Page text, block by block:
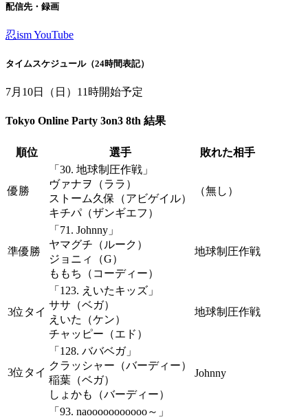
配信先・録画
忍ism YouTube
タイムスケジュール（24時間表記）
7月10日（日）11時開始予定
Tokyo Online Party 3on3 8th 結果
順位 選手 敗れた相手
優勝
「30. 地球制圧作戦」
ヴァナヲ（ララ）
ストーム久保（アビゲイル）
キチパ（ザンギエフ）
（無し）
準優勝
「71. Johnny」
ヤマグチ（ルーク）
ジョニィ（G）
ももち（コーディー）
地球制圧作戦
3位タイ
「123. えいたキッズ」
ササ（ベガ）
えいた（ケン）
チャッピー（エド）
地球制圧作戦
3位タイ
「128. ババベガ」
クラッシャー（バーディー）
稲葉（ベガ）
しょかも（バーディー）
Johnny
「93. naooooooooooo～」